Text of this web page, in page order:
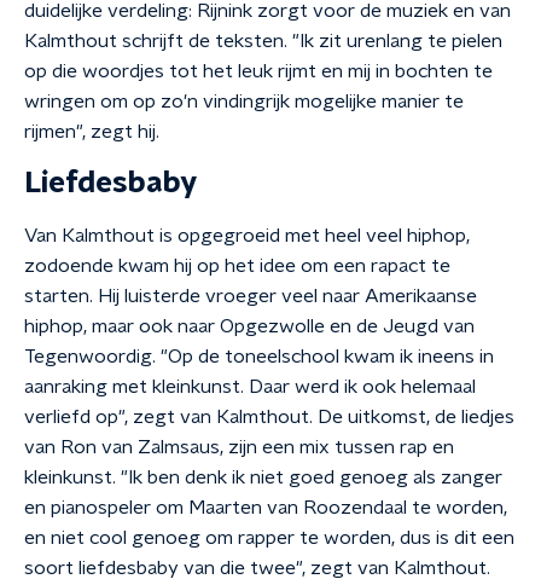
duidelijke verdeling: Rijnink zorgt voor de muziek en van
Kalmthout schrijft de teksten. "Ik zit urenlang te pielen
op die woordjes tot het leuk rijmt en mij in bochten te
wringen om op zo'n vindingrijk mogelijke manier te
rijmen", zegt hij.
Liefdesbaby
Van Kalmthout is opgegroeid met heel veel hiphop,
zodoende kwam hij op het idee om een rapact te
starten. Hij luisterde vroeger veel naar Amerikaanse
hiphop, maar ook naar Opgezwolle en de Jeugd van
Tegenwoordig. "Op de toneelschool kwam ik ineens in
aanraking met kleinkunst. Daar werd ik ook helemaal
verliefd op", zegt van Kalmthout. De uitkomst, de liedjes
van Ron van Zalmsaus, zijn een mix tussen rap en
kleinkunst. "Ik ben denk ik niet goed genoeg als zanger
en pianospeler om Maarten van Roozendaal te worden,
en niet cool genoeg om rapper te worden, dus is dit een
soort liefdesbaby van die twee", zegt van Kalmthout.